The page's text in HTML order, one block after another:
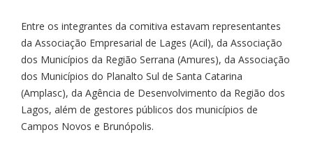
Entre os integrantes da comitiva estavam representantes
da Associação Empresarial de Lages (Acil), da Associação
dos Municípios da Região Serrana (Amures), da Associação
dos Municípios do Planalto Sul de Santa Catarina
(Amplasc), da Agência de Desenvolvimento da Região dos
Lagos, além de gestores públicos dos municípios de
Campos Novos e Brunópolis.